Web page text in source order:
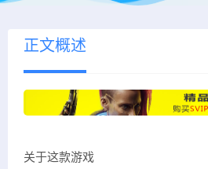
正文概述
关于这款游戏